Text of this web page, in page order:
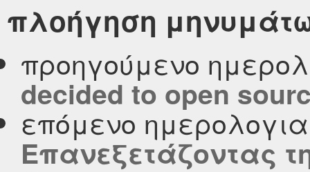
πλοήγηση
προηγούμενο
decided to open
επόμενο
Eπανεξετάζοντας